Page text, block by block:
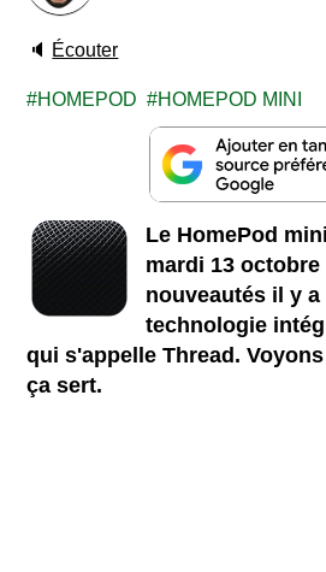
🔈 Écouter
HOMEPOD HOMEPOD MINI
Le HomePod
mardi 13 octobre
nouveautés il y
technologie
qui s'appelle Thread.
ça sert.